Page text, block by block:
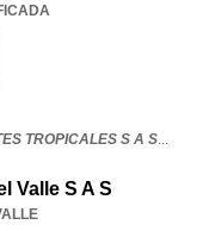
TROPICALES S A S...
Valle S A S